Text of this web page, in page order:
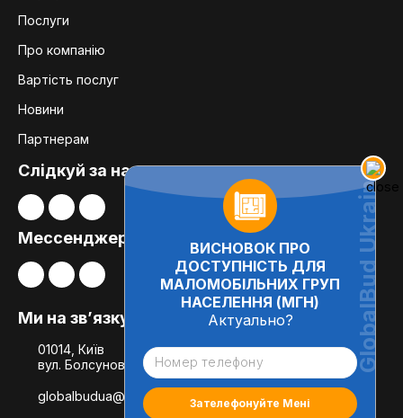
ВИСНОВОК ПРО
ДОСТУПНІСТЬ ДЛЯ
МАЛОМОБІЛЬНИХ ГРУП
НАСЕЛЕННЯ (МГН)
Актуально?
Послуги
Про компанію
Вартість послуг
Новини
Партнерам
Слідкуй за нами:
Мессенджери
Ми на зв’язку
01014, Київ
вул. Болсуновська, 8, офіс 21
globalbudua@gmail.com